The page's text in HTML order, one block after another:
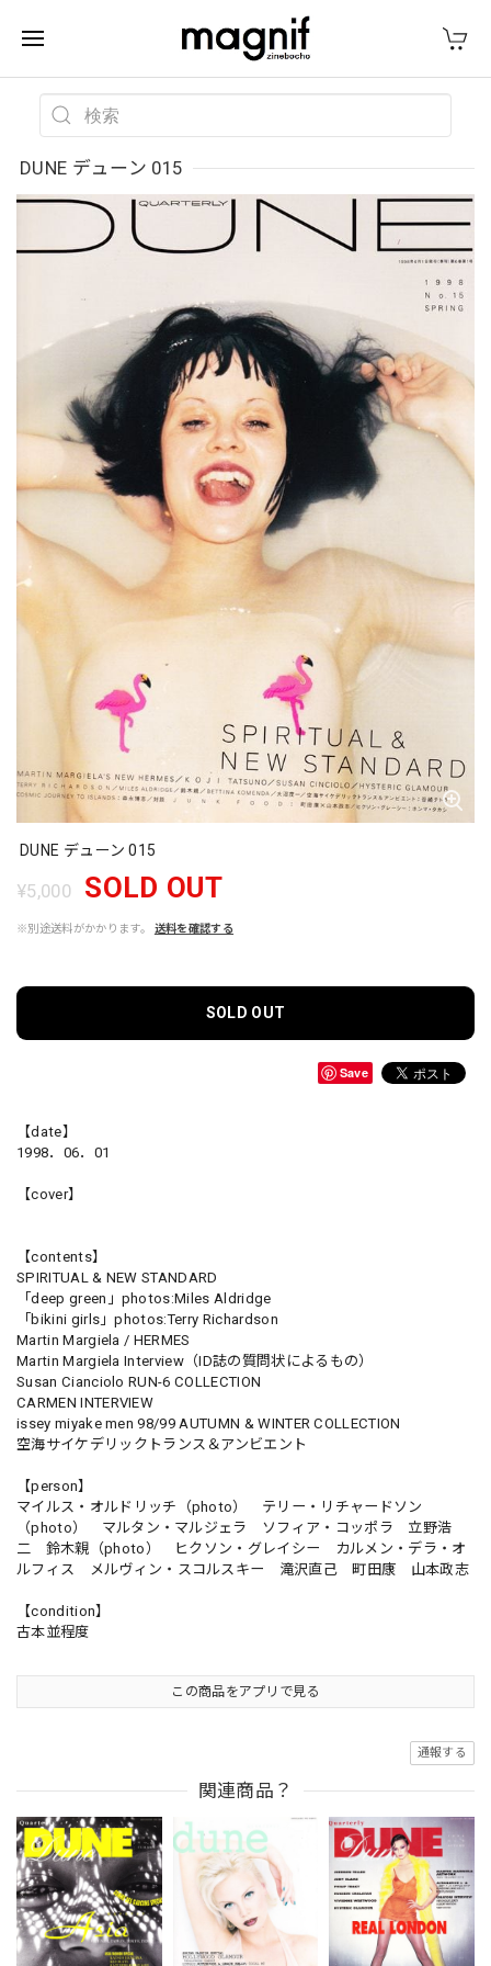
DUNE デューン 015
DUNE デューン 015
¥5,000 SOLD OUT
※別途送料がかかります。 送料を確認する
SOLD OUT
Save
【date】
1998．06．01
【cover】
【contents】
SPIRITUAL & NEW STANDARD
「deep green」photos:Miles Aldridge
「bikini girls」photos:Terry Richardson
Martin Margiela / HERMES
Martin Margiela Interview（ID誌の質問状によるもの）
Susan Cianciolo RUN-6 COLLECTION
CARMEN INTERVIEW
issey miyake men 98/99 AUTUMN & WINTER COLLECTION
空海サイケデリックトランス＆アンビエント
【person】
マイルス・オルドリッチ（photo） テリー・リチャードソン
（photo） マルタン・マルジェラ ソフィア・コッポラ 立野浩
二 鈴木親（photo） ヒクソン・グレイシー カルメン・デラ・オ
ルフィス メルヴィン・スコルスキー 滝沢直己 町田康 山本政志
【condition】
古本並程度
この商品をアプリで見る
通報する
関連商品？